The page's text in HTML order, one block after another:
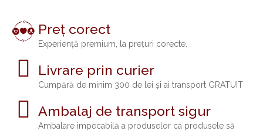
Preț corect
Experiență premium, la prețuri corecte.
Livrare prin curier
Cumpără de minim 300 de lei și ai transport GRATUIT
Ambalaj de transport sigur
Ambalare impecabilă a produselor ca produsele să